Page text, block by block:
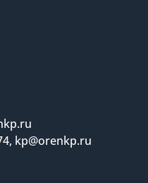
kp@orenkp.ru